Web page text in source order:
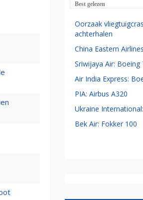
Best gelezen
Oorzaak
achterhalen
China Eastern
Sriwijaya Air: Boeing
Air India Express:
PIA: Airbus A320
Ukraine
Bek Air: Fokker 100